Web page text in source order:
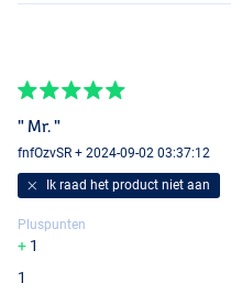
" Mr. "
fnfOzvSR + 2024-09-02 03:37:12
Ik raad het product niet aan
Pluspunten
1
1